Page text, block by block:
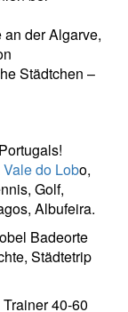
der Algarve,
Städtchen –
Vale do Lobo,
Golf,
Albufeira.
Badeorte
Städtetrip
40-60